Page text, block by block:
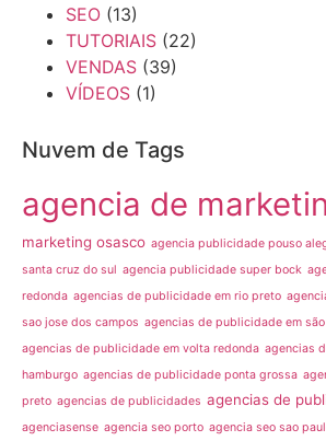
SEO (13)
TUTORIAIS (22)
VENDAS (39)
VÍDEOS (1)
Nuvem de Tags
agencia de
marketing osasco agencia publicidade pouso
santa cruz do sul agencia publicidade super bock
redonda agencias de publicidade em rio preto
sao jose dos campos agencias de publicidade em
agencias de publicidade em volta redonda agencias
hamburgo agencias de publicidade ponta grossa
preto agencias de publicidades agencias de
agenciasense agencia seo porto agencia seo sao